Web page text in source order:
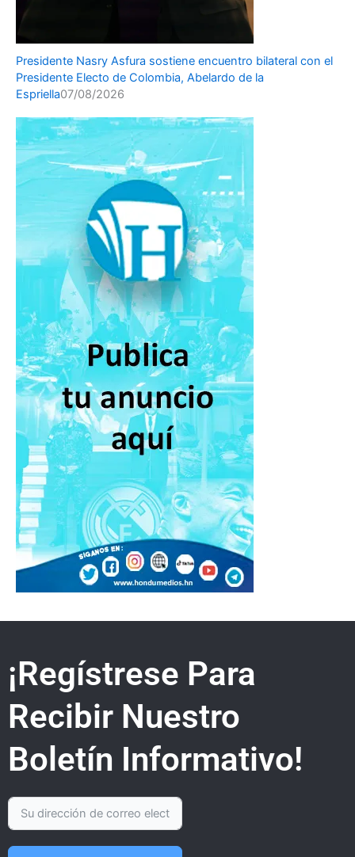
Presidente Nasry Asfura sostiene encuentro bilateral con el
Presidente Electo de Colombia, Abelardo de la
Espriella07/08/2026
¡Regístrese Para
Recibir Nuestro
Boletín Informativo!